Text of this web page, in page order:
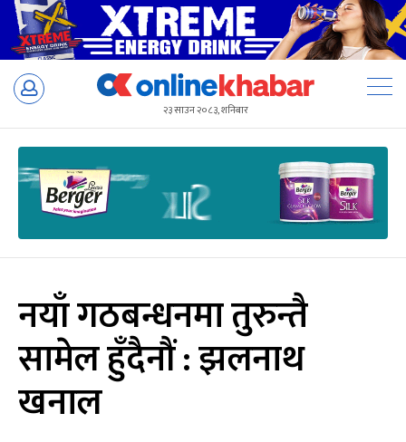
Skip
२३ साउन २०८३, शनिबार
नयाँ गठबन्धनमा तुरुन्तै
सामेल हुँदैनौं : झलनाथ
खनाल